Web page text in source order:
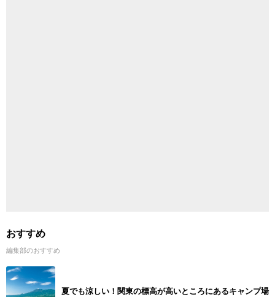
おすすめ
編集部のおすすめ
夏でも涼しい！関東の標高が高いところにあるキャンプ場